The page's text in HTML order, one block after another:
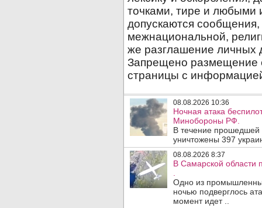
08.08.2026 10:36
Ночная атака
Минобороны РФ.
В течение
уничтожены 397
08.08.2026 8:37
В Самарской области
Одно из
ночью подверглось
момент идет ..